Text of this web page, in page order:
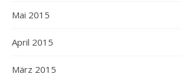
Mai 2015
April 2015
März 2015